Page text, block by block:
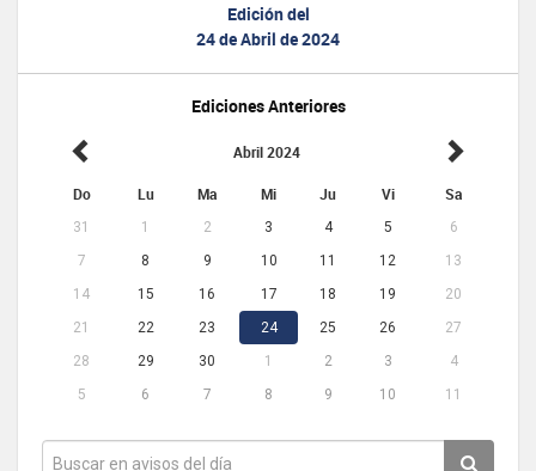
Edición del
24 de Abril de 2024
Ediciones Anteriores
Abril 2024
Do Lu Ma Mi Ju Vi Sa
31 1 2 3 4 5
6
7
8 9 10 11 12
13
14
15 16 17 18 19
20
21
22 23 24 25 26
27
28
29 30 1 2 3
4
5
6 7 8 9 10 11